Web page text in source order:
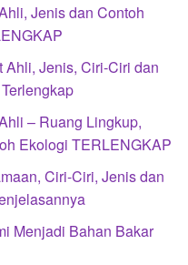
Jenis dan Contoh
Jenis, Ciri-Ciri dan
– Ruang Lingkup,
Ekologi TERLENGKAP
Ciri-Ciri, Jenis dan
Menjadi Bahan Bakar